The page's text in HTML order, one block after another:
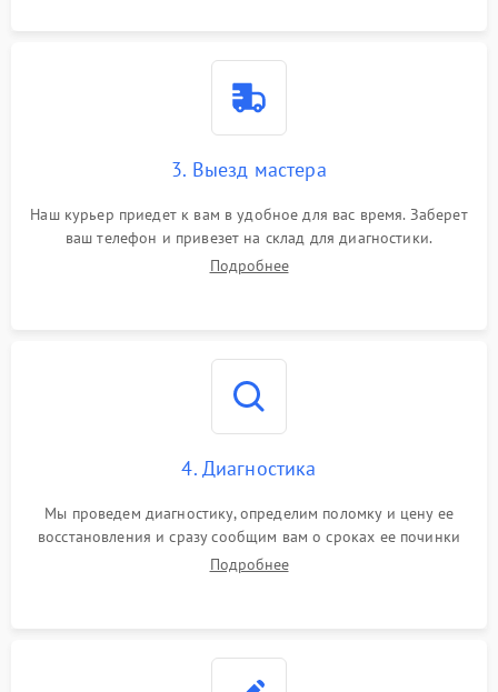
3. Выезд мастера
Наш курьер приедет к вам в удобное для вас время. Заберет
ваш телефон и привезет на склад для диагностики.
Подробнее
4. Диагностика
Мы проведем диагностику, определим поломку и цену ее
восстановления и сразу сообщим вам о сроках ее починки
Подробнее